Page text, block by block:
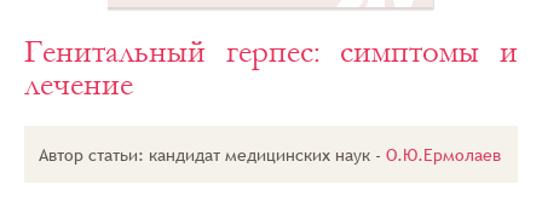
Гинекологическая
клиника -
«Курортная
клиника женского
заболеваниях
Генитальный герпес: симптомы и
лечение
Автор статьи: кандидат медицинских наук -О.Ю.Ермолаев